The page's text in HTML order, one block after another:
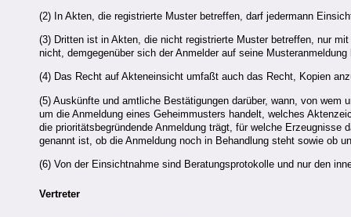
(2) In Akten, die registrierte Muster betreffen, darf jedermann
(3) Dritten ist in Akten, die nicht registrierte Muster betreffen, nur
nicht, demgegenüber sich der Anmelder auf seine Musteranmeldung
(4) Das Recht auf Akteneinsicht umfaßt auch das Recht, Kopien
(5) Auskünfte und amtliche Bestätigungen darüber, wann, von wem
um die Anmeldung eines Geheimmusters handelt, welches
die prioritätsbegründende Anmeldung trägt, für welche
genannt ist, ob die Anmeldung noch in Behandlung steht sowie ob
(6) Von der Einsichtnahme sind Beratungsprotokolle und nur den
Vertreter